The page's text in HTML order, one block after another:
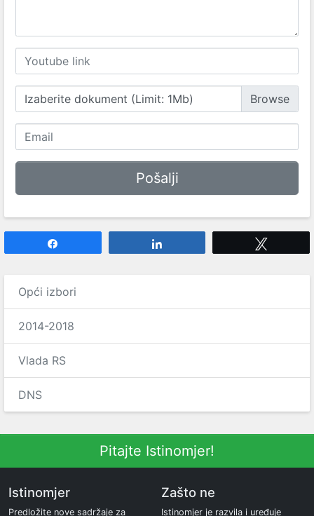
Izaberite dokument (Limit: 1Mb)
Opći izbori
2014-2018
Vlada RS
DNS
Pitajte Istinomjer!
Istinomjer
Predložite nove sadržaje za
Zašto ne
Istinomjer je razvila i uređuje